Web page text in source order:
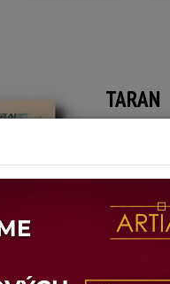
TARAN
(1947
Signováno
Technika:
Šířka: 18,5